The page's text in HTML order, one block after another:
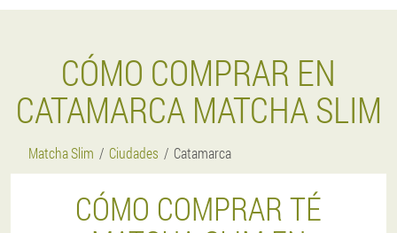
CÓMO COMPRAR EN
CATAMARCA MATCHA SLIM
Matcha Slim Ciudades Catamarca
CÓMO COMPRAR TÉ